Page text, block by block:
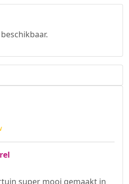
super mooi gemaakt in